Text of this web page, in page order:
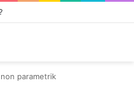
parametrik